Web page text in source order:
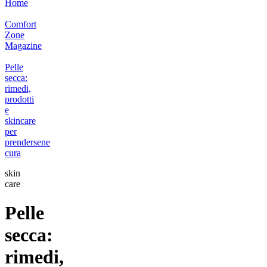
Home
Comfort
Zone
Magazine
Pelle
secca:
rimedi,
prodotti
e
skincare
per
prendersene
cura
skin
care
Pelle
secca:
rimedi,